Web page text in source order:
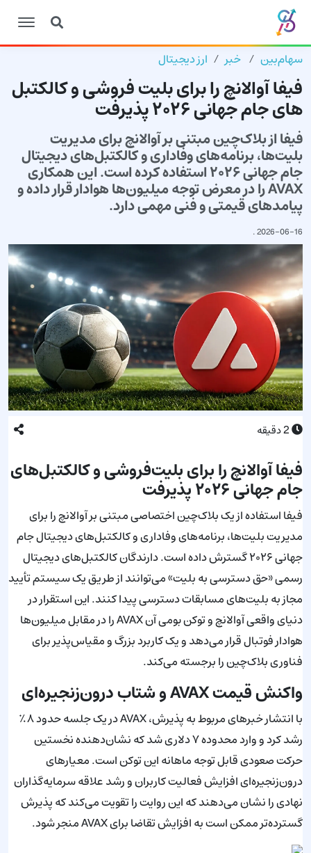
سهام‌بین خبر ارز دیجیتال
فیفا آوالانچ را برای بلیت فروشی و کالکتبل
های جام جهانی ۲۰۲۶ پذیرفت
فیفا از بلاک‌چین مبتنی بر آوالانچ برای مدیریت
بلیت‌ها، برنامه‌های وفاداری و کالکتبل‌های دیجیتال
جام جهانی ۲۰۲۶ استفاده کرده است. این همکاری
AVAX را در معرض توجه میلیون‌ها هوادار قرار داده و
پیامدهای قیمتی و فنی مهمی دارد.
2026-06-16
.
2دقیقه
فیفا آوالانچ را برای بلیت‌فروشی و کالکتبل‌های
جام جهانی ۲۰۲۶ پذیرفت
فیفا استفاده از یک بلاک‌چین اختصاصی مبتنی بر آوالانچ را برای
مدیریت بلیت‌ها، برنامه‌های وفاداری و کالکتبل‌های دیجیتال جام
جهانی ۲۰۲۶ گسترش داده است. دارندگان کالکتبل‌های دیجیتال
رسمی «حق دسترسی به بلیت» می‌توانند از طریق یک سیستم تأیید
مجاز به بلیت‌های مسابقات دسترسی پیدا کنند. این استقرار در
دنیای واقعی آوالانچ و توکن بومی آن AVAX را در مقابل میلیون‌ها
هوادار فوتبال قرار می‌دهد و یک کاربرد بزرگ و مقیاس‌پذیر برای
فناوری بلاک‌چین را برجسته می‌کند.
واکنش قیمت AVAX و شتاب درون‌زنجیره‌ای
با انتشار خبرهای مربوط به پذیرش، AVAX در یک جلسه حدود ۸٪
رشد کرد و وارد محدوده ۷ دلاری شد که نشان‌دهنده نخستین
حرکت صعودی قابل توجه ماهانه این توکن است. معیارهای
درون‌زنجیره‌ای افزایش فعالیت کاربران و رشد علاقه سرمایه‌گذاران
نهادی را نشان می‌دهند که این روایت را تقویت می‌کند که پذیرش
گسترده‌تر ممکن است به افزایش تقاضا برای AVAX منجر شود.